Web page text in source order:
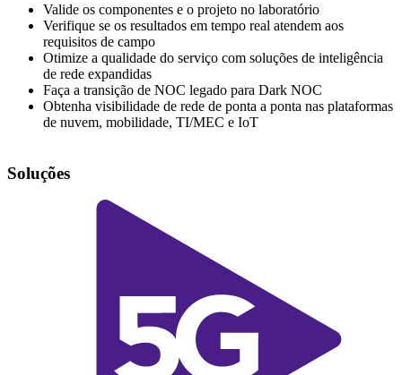
Valide os componentes e o projeto no laboratório
Verifique se os resultados em tempo real atendem aos
requisitos de campo
Otimize a qualidade do serviço com soluções de inteligência
de rede expandidas
Faça a transição de NOC legado para Dark NOC
Obtenha visibilidade de rede de ponta a ponta nas plataformas
de nuvem, mobilidade, TI/MEC e IoT
Soluções